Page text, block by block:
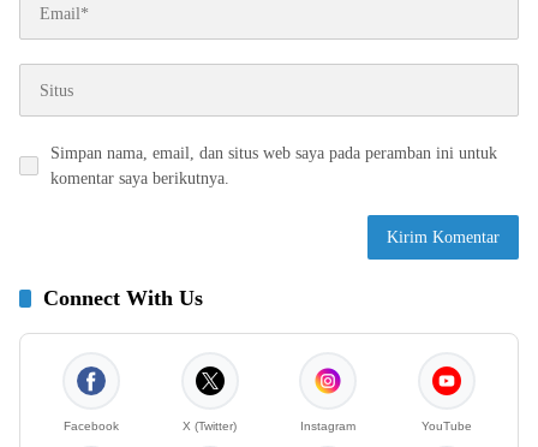
Simpan nama, email, dan situs web saya pada peramban ini untuk
komentar saya berikutnya.
Connect With Us
Facebook X (Twitter) Instagram YouTube